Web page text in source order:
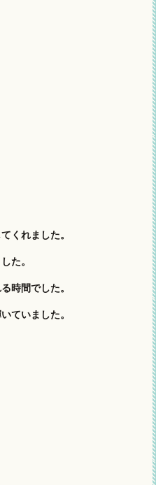
くれました。
た。
時間でした。
ていました。